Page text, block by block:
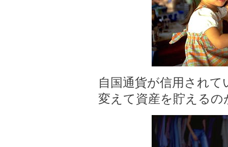
自国通貨が信用され
変えて資産を貯えるの